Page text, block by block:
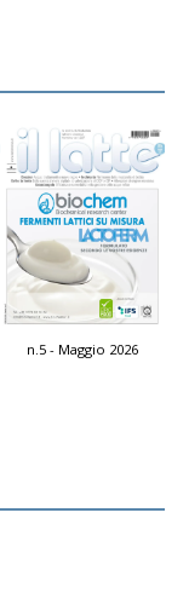
n.5 - Maggio 2026